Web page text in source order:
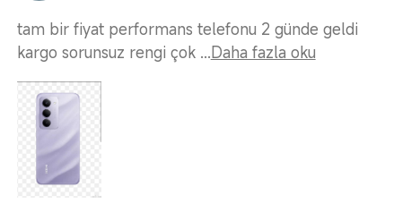
tam bir fiyat performans telefonu 2 günde geldi
kargo sorunsuz rengi çok ...Daha fazla oku